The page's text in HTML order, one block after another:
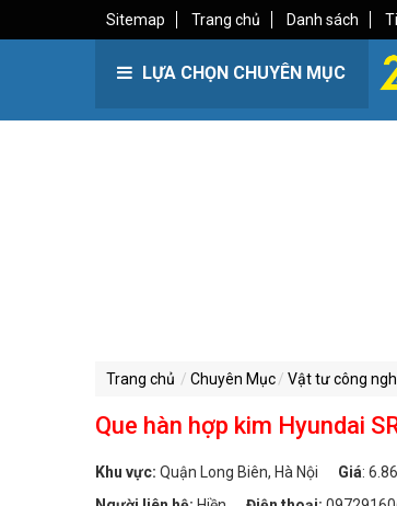
Sitemap Trang chủ Danh sách
LỰA CHỌN CHUYÊN MỤC
Trang chủ Chuyên Mục Vật tư công
Que hàn hợp kim Hyundai
Khu vực: Quận Long Biên, Hà Nội Giá: